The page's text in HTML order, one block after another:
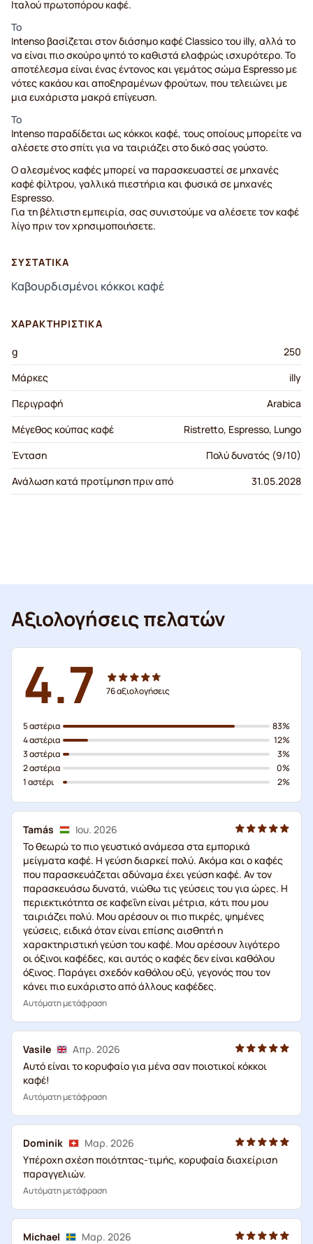
Ιταλού πρωτοπόρου καφέ.
Το
Intenso βασίζεται στον διάσημο καφέ Classico του illy, αλλά το
να είναι πιο σκούρο ψητό το καθιστά ελαφρώς ισχυρότερο. Το
αποτέλεσμα είναι ένας έντονος και γεμάτος σώμα Espresso με
νότες κακάου και αποξηραμένων φρούτων, που τελειώνει με
μια ευχάριστα μακρά επίγευση.
Το
Intenso παραδίδεται ως κόκκοι καφέ, τους οποίους μπορείτε να
αλέσετε στο σπίτι για να ταιριάζει στο δικό σας γούστο.
Ο αλεσμένος καφές μπορεί να παρασκευαστεί σε μηχανές
καφέ φίλτρου, γαλλικά πιεστήρια και φυσικά σε μηχανές
Espresso.
Για τη βέλτιστη εμπειρία, σας συνιστούμε να αλέσετε τον καφέ
λίγο πριν τον χρησιμοποιήσετε.
ΣΥΣΤΑΤΙΚΆ
Καβουρδισμένοι κόκκοι καφέ
ΧΑΡΑΚΤΗΡΙΣΤΙΚΆ
g
250
Μάρκες
illy
Περιγραφή
Arabica
Μέγεθος κούπας καφέ
Ristretto, Espresso, Lungo
Ένταση
Πολύ δυνατός (9/10)
Ανάλωση κατά προτίμηση πριν από
31.05.2028
Αξιολογήσεις πελατών
4.7 76αξιολογήσεις
5 αστέρια
4 αστέρια
3 αστέρια
2 αστέρια
1 αστέρι
83%
12%
3%
0%
2%
Tamás
Ιου. 2026
Το θεωρώ το πιο γευστικό ανάμεσα στα εμπορικά
μείγματα καφέ. Η γεύση διαρκεί πολύ. Ακόμα και ο καφές
που παρασκευάζεται αδύναμα έχει γεύση καφέ. Αν τον
παρασκευάσω δυνατά, νιώθω τις γεύσεις του για ώρες. Η
περιεκτικότητα σε καφεΐνη είναι μέτρια, κάτι που μου
ταιριάζει πολύ. Μου αρέσουν οι πιο πικρές, ψημένες
γεύσεις, ειδικά όταν είναι επίσης αισθητή η
χαρακτηριστική γεύση του καφέ. Μου αρέσουν λιγότερο
οι όξινοι καφέδες, και αυτός ο καφές δεν είναι καθόλου
όξινος. Παράγει σχεδόν καθόλου οξύ, γεγονός που τον
κάνει πιο ευχάριστο από άλλους καφέδες.
Αυτόματη μετάφραση
Vasile
Απρ. 2026
Αυτό είναι το κορυφαίο για μένα σαν ποιοτικοί κόκκοι
καφέ!
Αυτόματη μετάφραση
Dominik
Μαρ. 2026
Υπέροχη σχέση ποιότητας-τιμής, κορυφαία διαχείριση
παραγγελιών.
Αυτόματη μετάφραση
Michael
Μαρ. 2026